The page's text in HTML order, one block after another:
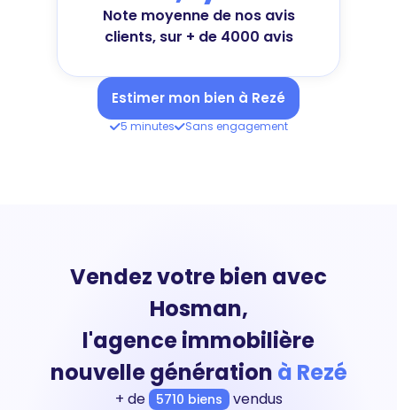
Note moyenne de nos avis
clients, sur + de 4000 avis
Estimer mon bien à Rezé
5 minutes Sans engagement
Vendez votre bien avec
Hosman,
l'agence immobilière
nouvelle génération à Rezé
+ de 5710 biens vendus